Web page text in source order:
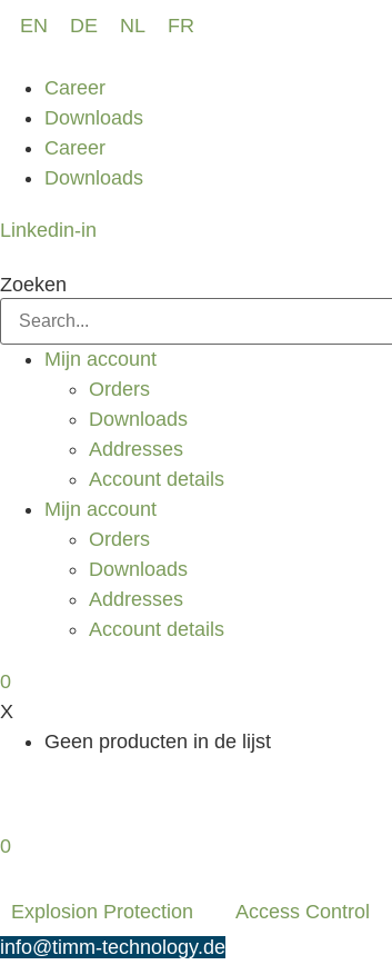
Ga
EN DE NL FR
Career
Downloads
Career
Downloads
Linkedin-in
Zoeken
Mijn account
Orders
Downloads
Addresses
Account details
Mijn account
Orders
Downloads
Addresses
Account details
0
X
Geen producten in de lijst
0
Explosion Protection Access Control
info@timm-technology.de